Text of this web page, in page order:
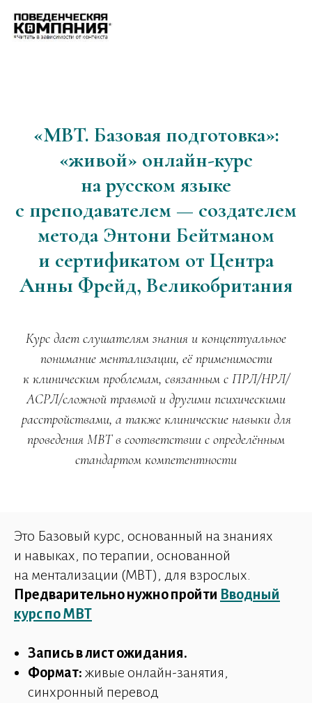
«MBT. Базовая подготовка»:
«живой» онлайн-курс
на русском языке
с преподавателем — создателем
метода Энтони Бейтманом
и сертификатом от Центра
Анны Фрейд, Великобритания
Курс дает слушателям знания и концептуальное
понимание ментализации, её применимости
к клиническим проблемам, связанным с ПРЛ/НРЛ/
АСРЛ/сложной травмой и другими психическими
расстройствами, а также клинические навыки для
проведения MBT в соответствии с определённым
стандартом компетентности
Это Базовый курс, основанный на знаниях
и навыках, по терапии, основанной
на ментализации (MBT), для взрослых.
Предварительно нужно пройти Вводный
курс по MBT
Запись в лист ожидания.
Формат: живые онлайн-занятия,
синхронный перевод